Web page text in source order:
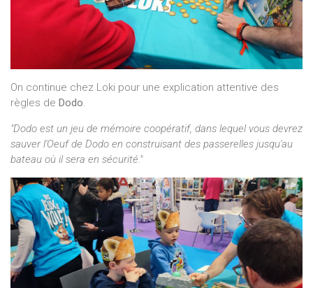
On continue chez Loki pour une explication attentive des
règles de Dodo.
"Dodo est un jeu de mémoire coopératif, dans lequel vous devrez
sauver l'Oeuf de Dodo en construisant des passerelles jusqu'au
bateau où il sera en sécurité."